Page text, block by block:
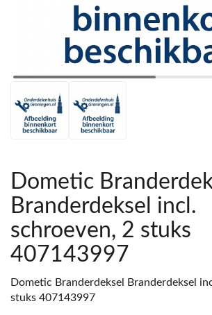
Dometic
Branderdeksel incl.
schroeven, 2 stuks
407143997
Dometic Branderdeksel Branderdeksel
stuks 407143997